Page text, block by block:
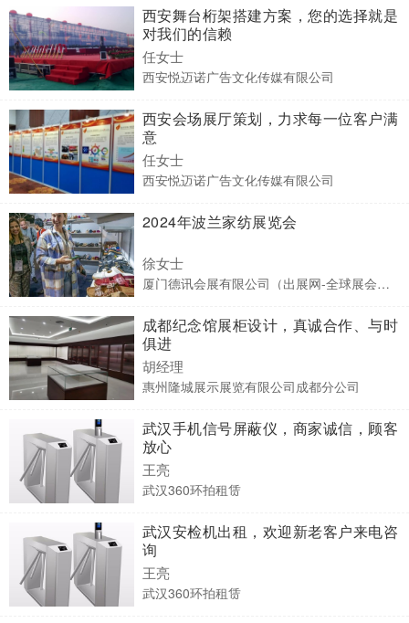
西安舞台桁架搭建方案，您的选择就是
对我们的信赖
任女士
西安悦迈诺广告文化传媒有限公司
西安会场展厅策划，力求每一位客户满
意
任女士
西安悦迈诺广告文化传媒有限公司
2024年波兰家纺展览会
徐女士
厦门德讯会展有限公司（出展网-全球展会预订）
成都纪念馆展柜设计，真诚合作、与时
俱进
胡经理
惠州隆城展示展览有限公司成都分公司
武汉手机信号屏蔽仪，商家诚信，顾客
放心
王亮
武汉360环拍租赁
武汉安检机出租，欢迎新老客户来电咨
询
王亮
武汉360环拍租赁